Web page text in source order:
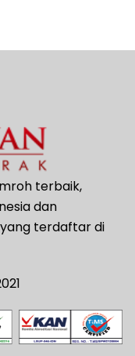
terbaik,
dan
terdaftar di